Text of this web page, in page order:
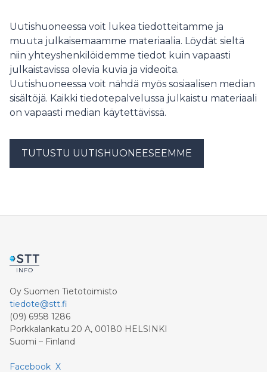
Uutishuoneessa voit lukea tiedotteitamme ja
muuta julkaisemaamme materiaalia. Löydät sieltä
niin yhteyshenkilöidemme tiedot kuin vapaasti
julkaistavissa olevia kuvia ja videoita.
Uutishuoneessa voit nähdä myös sosiaalisen median
sisältöjä. Kaikki tiedotepalvelussa julkaistu materiaali
on vapaasti median käytettävissä.
TUTUSTU UUTISHUONEESEEMME
Oy Suomen Tietotoimisto
tiedote@stt.fi
(09) 6958 1286
Porkkalankatu 20 A, 00180 HELSINKI
Suomi – Finland
Facebook X